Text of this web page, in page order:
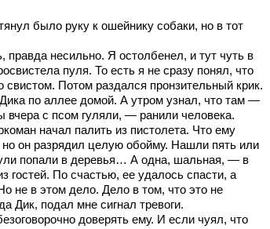
было руку к ошейнику собаки, но в тот
правда несильно. Я остолбенел, и тут чуть в
пуля. То есть я не сразу понял, что
свистом. Потом раздался пронзительный крик.
по аллее домой. А утром узнал, что там —
вчера с псом гуляли, — ранили человека.
начал палить из пистолета. Что ему
но он разрядил целую обойму. Нашли пять или
попали в деревья… А одна, шальная, — в
По счастью, ее удалось спасти, а
не в этом дело. Дело в том, что это не
Дик, подал мне сигнал тревоги.
доверять ему. И если чуял, что